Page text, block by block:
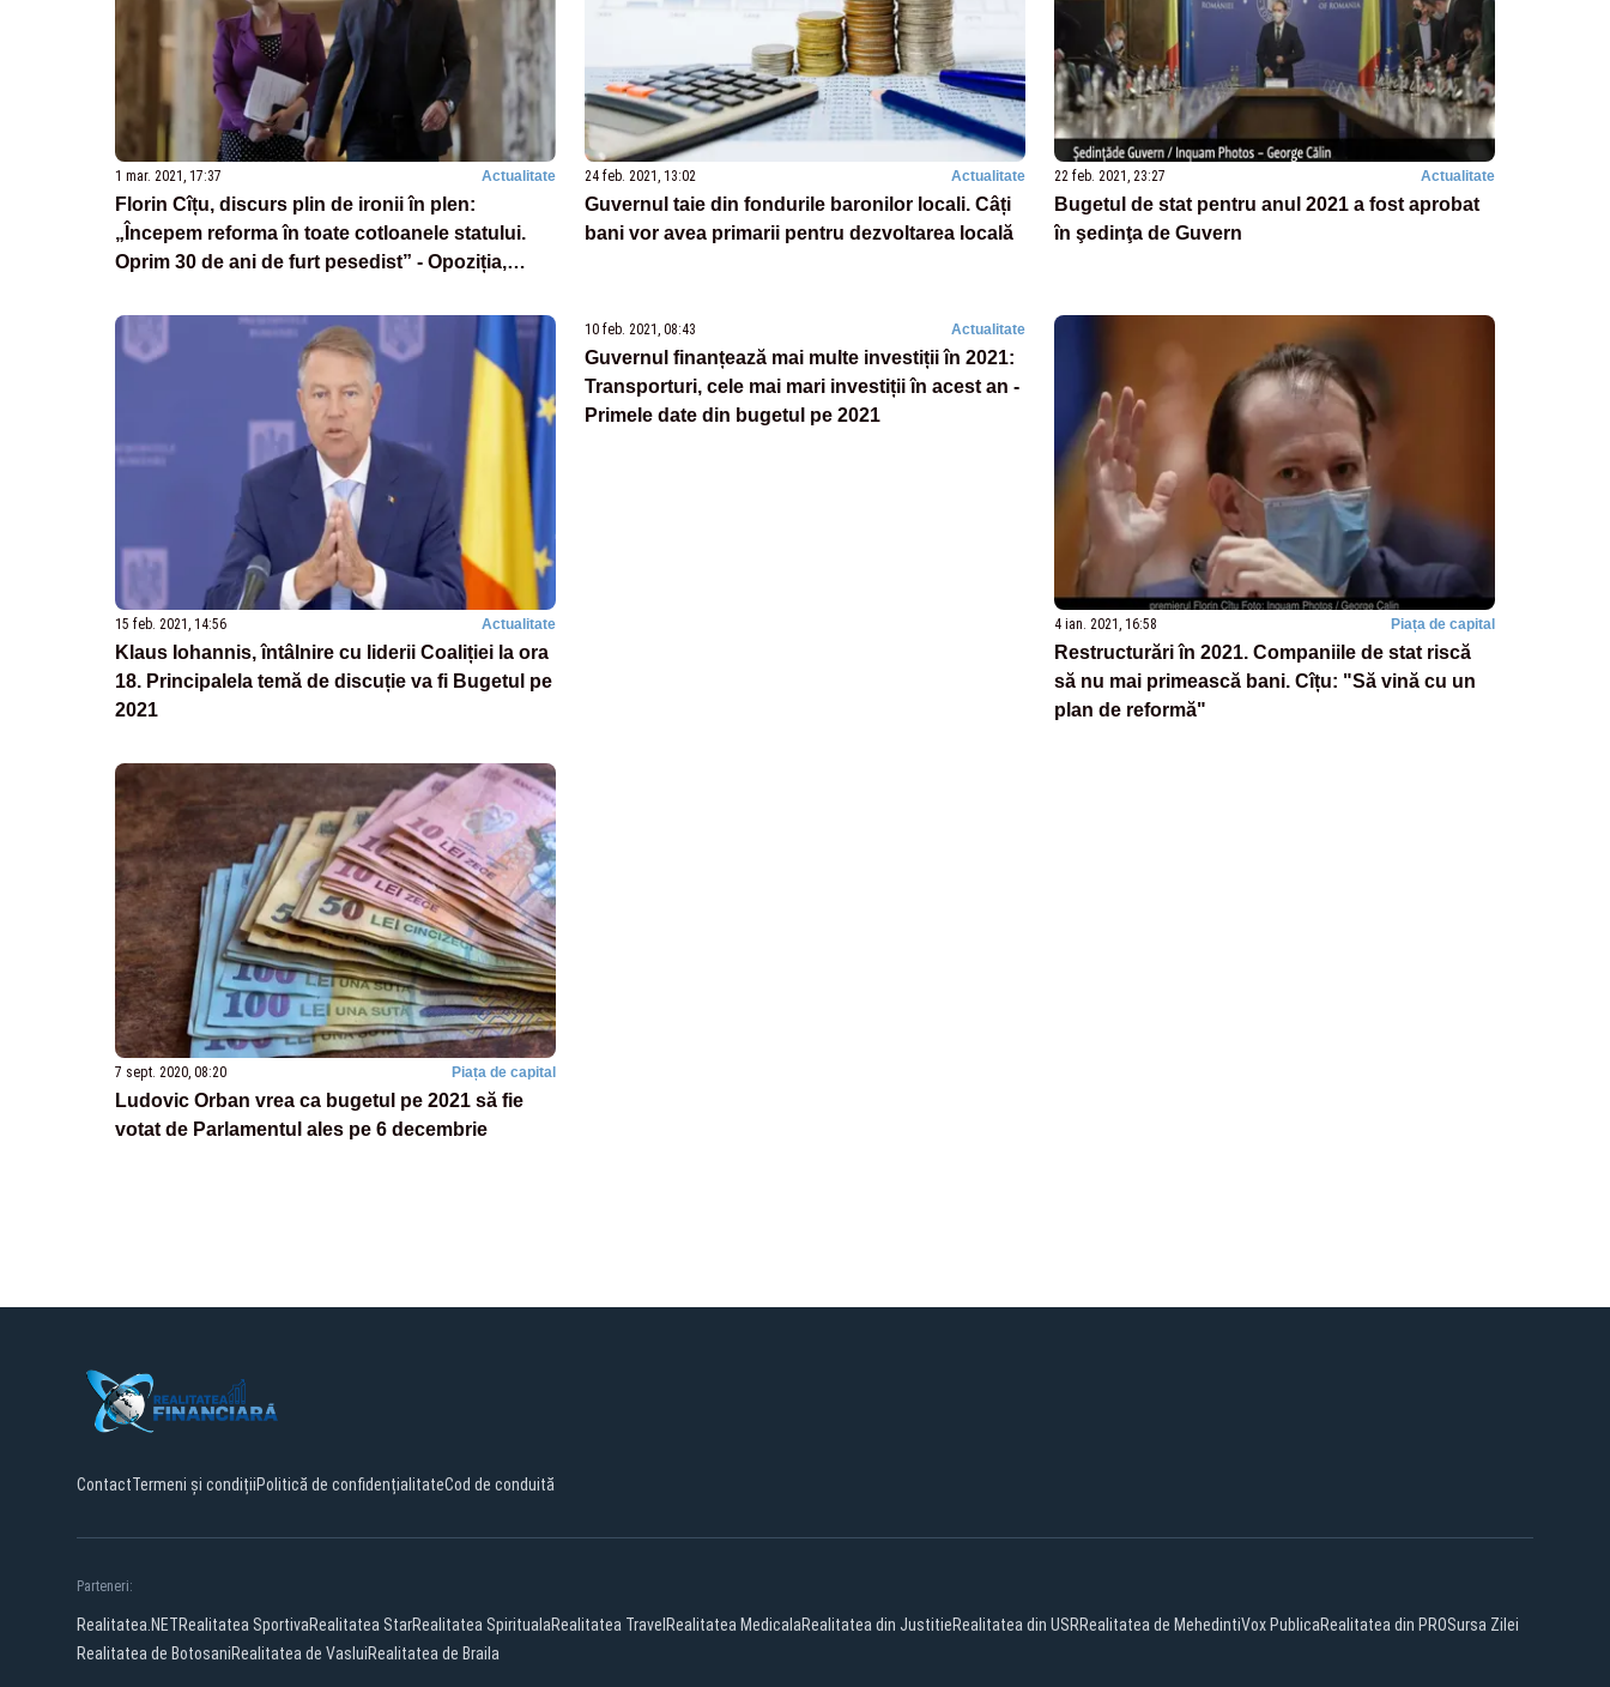
1 mar. 2021, 17:37 Actualitate
Florin Cîțu, discurs plin de ironii în plen:
„Începem reforma în toate cotloanele statului.
Oprim 30 de ani de furt pesedist” - Opoziția,
24 feb. 2021, 13:02 Actualitate
Guvernul taie din fondurile baronilor locali. Câți
bani vor avea primarii pentru dezvoltarea locală
22 feb. 2021, 23:27 Actualitate
Bugetul de stat pentru anul 2021 a fost aprobat
în şedinţa de Guvern
15 feb. 2021, 14:56 Actualitate
Klaus Iohannis, întâlnire cu liderii Coaliției la ora
18. Principalela temă de discuție va fi Bugetul pe
2021
10 feb. 2021, 08:43 Actualitate
Guvernul finanțează mai multe investiții în 2021:
Transporturi, cele mai mari investiții în acest an -
Primele date din bugetul pe 2021
4 ian. 2021, 16:58 Piața de capital
Restructurări în 2021. Companiile de stat riscă
să nu mai primească bani. Cîțu: "Să vină cu un
plan de reformă"
7 sept. 2020, 08:20 Piața de capital
Ludovic Orban vrea ca bugetul pe 2021 să fie
votat de Parlamentul ales pe 6 decembrie
ContactTermeni și condițiiPolitică de confidențialitateCod de conduită
Parteneri:
Realitatea.NETRealitatea SportivaRealitatea StarRealitatea SpiritualaRealitatea Travel Realitatea MedicalaRealitatea din JustitieRealitatea din USRRealitatea de MehedintiVox PublicaRealitatea din PROSursa Zilei
Realitatea de BotosaniRealitatea de VasluiRealitatea de Braila